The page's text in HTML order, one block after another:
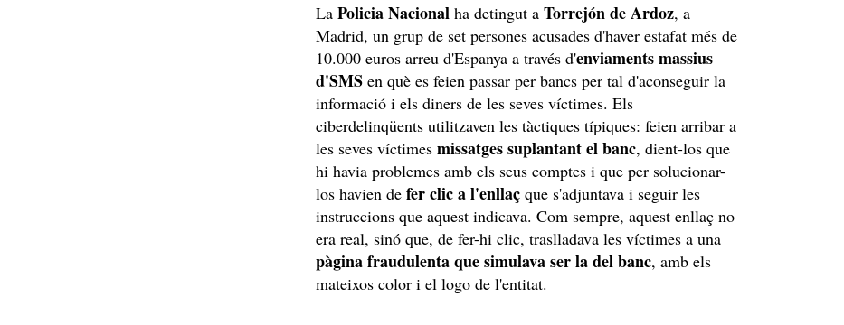
LaPolicia Nacional ha detingut aTorrejón de Ardoz, a
Madrid, un grup de set persones acusades d'haver estafat més de
10.000 euros arreu d'Espanya a través d'enviaments massius
d'SMS en què es feien passar per bancs per tal d'aconseguir la
informació i els diners de les seves víctimes. Els
ciberdelinqüents utilitzaven les tàctiques típiques: feien arribar a
les seves víctimesmissatges suplantant el banc, dient-los que
hi havia problemes amb els seus comptes i que per solucionar-
los havien defer clic a l'enllaç que s'adjuntava i seguir les
instruccions que aquest indicava. Com sempre, aquest enllaç no
era real, sinó que, de fer-hi clic, traslladava les víctimes a una
pàgina fraudulenta que simulava ser la del banc, amb els
mateixos color i el logo de l'entitat.